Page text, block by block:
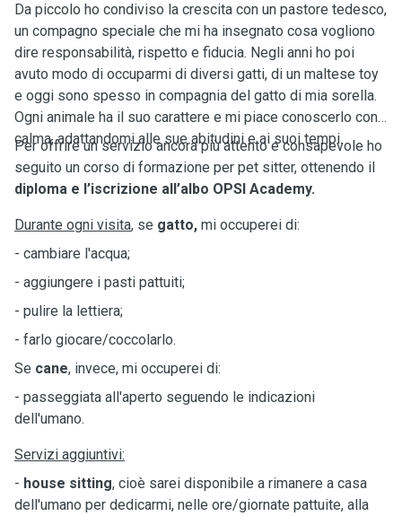
Da piccolo ho condiviso la crescita con un pastore tedesco,
un compagno speciale che mi ha insegnato cosa vogliono
dire responsabilità, rispetto e fiducia. Negli anni ho poi
avuto modo di occuparmi di diversi gatti, di un maltese toy
e oggi sono spesso in compagnia del gatto di mia sorella.
Ogni animale ha il suo carattere e mi piace conoscerlo con
calma, adattandomi alle sue abitudini e ai suoi tempi.
Per offrire un servizio ancora più attento e consapevole ho
seguito un corso di formazione per pet sitter, ottenendo il
diploma e l’iscrizione all’albo OPSI Academy.
Durante ogni visita, se gatto, mi occuperei di:
- cambiare l'acqua;
- aggiungere i pasti pattuiti;
- pulire la lettiera;
- farlo giocare/coccolarlo.
Se cane, invece, mi occuperei di:
- passeggiata all'aperto seguendo le indicazioni
dell'umano.
Servizi aggiuntivi:
- house sitting, cioè sarei disponibile a rimanere a casa
dell'umano per dedicarmi, nelle ore/giornate pattuite, alla